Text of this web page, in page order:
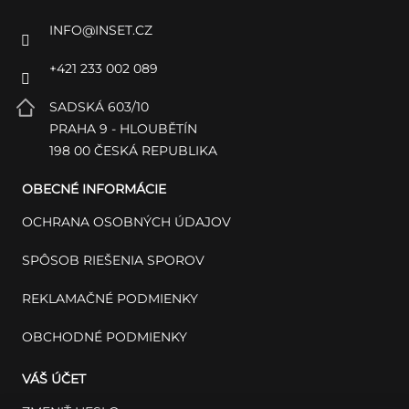
INFO@INSET.CZ
+421 233 002 089
SADSKÁ 603/10
PRAHA 9 - HLOUBĚTÍN
198 00 ČESKÁ REPUBLIKA
OBECNÉ INFORMÁCIE
OCHRANA OSOBNÝCH ÚDAJOV
SPÔSOB RIEŠENIA SPOROV
REKLAMAČNÉ PODMIENKY
OBCHODNÉ PODMIENKY
VÁŠ ÚČET